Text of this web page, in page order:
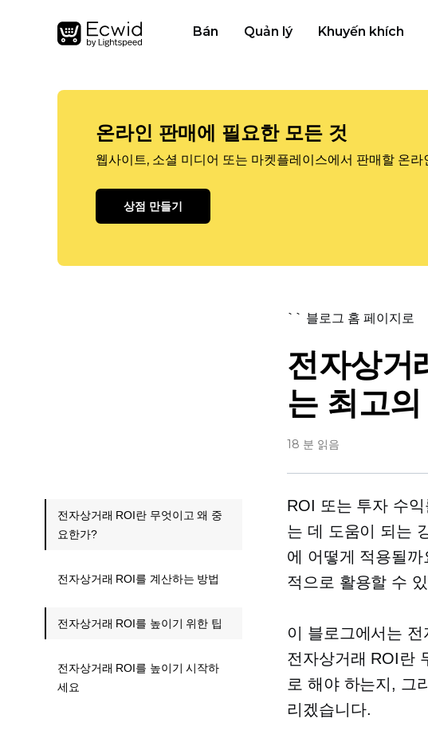
Bán Quản lý Khuyến khích
온라인 판매에 필요한 모든 것
웹사이트, 소셜 미디어 또는 마켓플레이스에서 판매할 온
상점 만들기
`` 블로그 홈 페이지로
전자상거
는 최고
18 분 읽음
ROI 또는 투자 수
는 데 도움이 되는
에 어떻게 적용될
적으로 활용할 수
이 블로그에서는
전자상거래 ROI란
로 해야 하는지, 그
리겠습니다.
전자상거래 ROI란 무엇이고 왜 중
요한가?
전자상거래 ROI를 계산하는 방법
전자상거래 ROI를 높이기 위한 팁
전자상거래 ROI를 높이기 시작하
세요